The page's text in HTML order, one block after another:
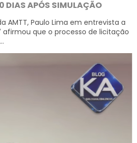
DIAS APÓS SIMULAÇÃO
AMTT, Paulo Lima em entrevista a
afirmou que o processo de licitação